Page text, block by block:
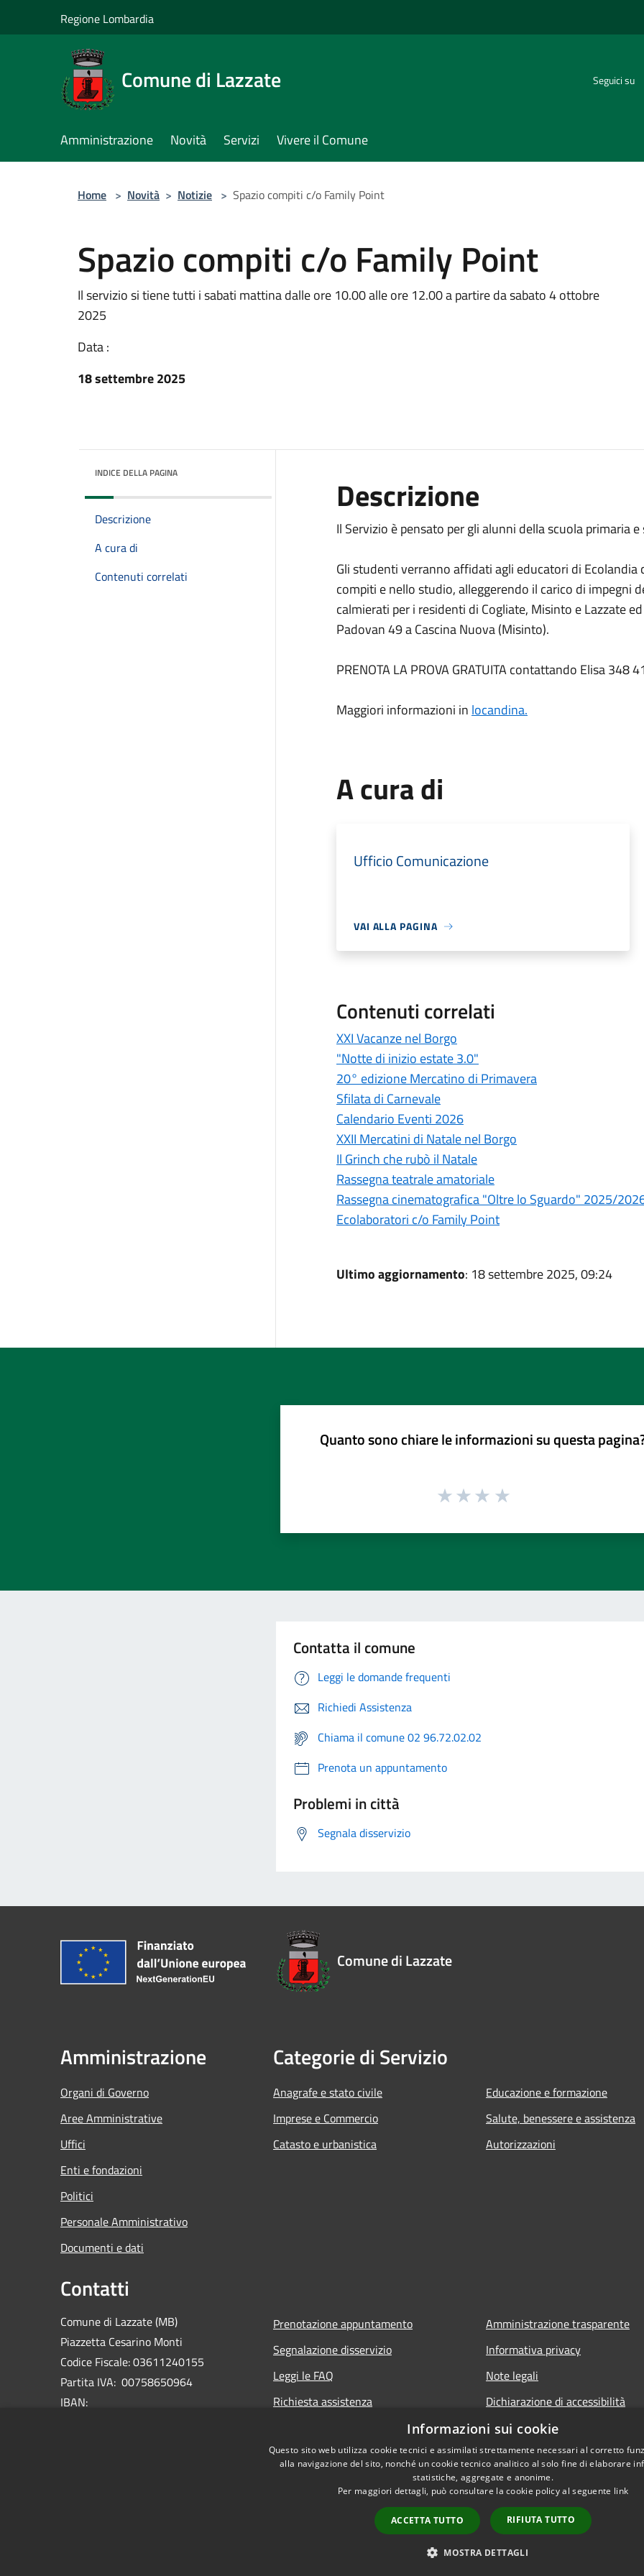
Regione Lombardia
Comune di Lazzate Seguici su
Amministrazione Novità Servizi Vivere il Comune
Home > Novità > Notizie > Spazio compiti c/o Family Point
Spazio compiti c/o Family Point
Il servizio si tiene tutti i sabati mattina dalle ore 10.00 alle ore 12.00 a partire da sabato 4 ottobre
2025
Data :
18 settembre 2025
INDICE DELLA PAGINA
Descrizione
A cura di
Contenuti correlati
Descrizione
Il Servizio è pensato per gli alunni della scuola primaria
Gli studenti verranno affidati agli educatori di
compiti e nello studio, alleggerendo il carico di impegni
calmierati per i residenti di Cogliate, Misinto e Lazzate
Padovan 49 a Cascina Nuova (Misinto).
PRENOTA LA PROVA GRATUITA contattando Elisa 348
Maggiori informazioni in locandina.
A cura di
Ufficio Comunicazione
VAI ALLA PAGINA
Contenuti correlati
XXI Vacanze nel Borgo
"Notte di inizio estate 3.0"
20° edizione Mercatino di Primavera
Sfilata di Carnevale
Calendario Eventi 2026
XXII Mercatini di Natale nel Borgo
Il Grinch che rubò il Natale
Rassegna teatrale amatoriale
Rassegna cinematografica "Oltre lo Sguardo" 2025/
Ecolaboratori c/o Family Point
Ultimo aggiornamento: 18 settembre 2025, 09:24
Quanto sono chiare le informazioni su questa
Contatta il comune
Leggi le domande frequenti
Richiedi Assistenza
Chiama il comune 02 96.72.02.02
Prenota un appuntamento
Problemi in città
Segnala disservizio
Comune di Lazzate
Amministrazione
Organi di Governo
Aree Amministrative
Uffici
Enti e fondazioni
Politici
Personale Amministrativo
Documenti e dati
Categorie di Servizio
Anagrafe e stato civile
Imprese e Commercio
Catasto e urbanistica
Educazione e formazione
Salute, benessere e assistenza
Autorizzazioni
Contatti
Comune di Lazzate (MB)
Piazzetta Cesarino Monti
Codice Fiscale: 03611240155
Partita IVA: 00758650964
IBAN:
Prenotazione appuntamento
Segnalazione disservizio
Leggi le FAQ
Richiesta assistenza
Amministrazione trasparente
Informativa privacy
Note legali
Dichiarazione di accessibilità
Copyright © 2026 • Comune
Informazioni sui cookie
Questo sito web utilizza cookie tecnici e assimilati strettamente necessari al corretto
alla navigazione del sito, nonché un cookie tecnico analitico al solo fine di elaborare
statistiche, aggregate e anonime.
Per maggiori dettagli, può consultare la cookie policy al seguente link
ACCETTA TUTTO RIFIUTA TUTTO
MOSTRA DETTAGLI